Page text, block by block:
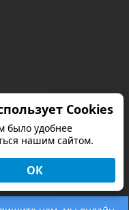
Cookies
было удобнее
нашим сайтом.
ОК